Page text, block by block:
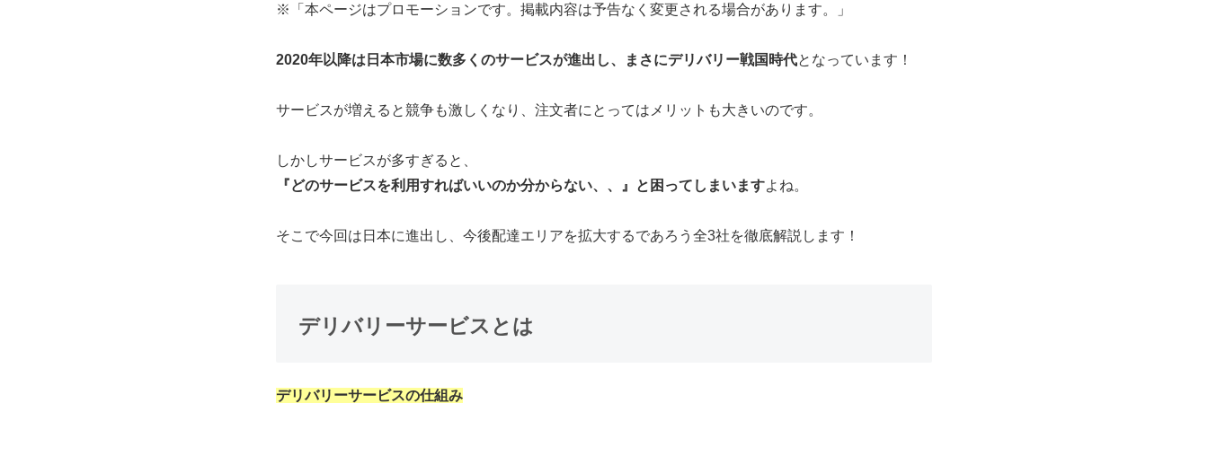
※「本ページはプロモーションです。掲載内容は予告なく変更される場合があります。」
2020年以降は日本市場に数多くのサービスが進出し、まさにデリバリー戦国時代となっています！
サービスが増えると競争も激しくなり、注文者にとってはメリットも大きいのです。
しかしサービスが多すぎると、
『どのサービスを利用すればいいのか分からない、、』と困ってしまいますよね。
そこで今回は 日本に進出し、今後配達エリアを拡大するであろう全3社を徹底解説 します！
デリバリーサービスとは
デリバリーサービスの仕組み